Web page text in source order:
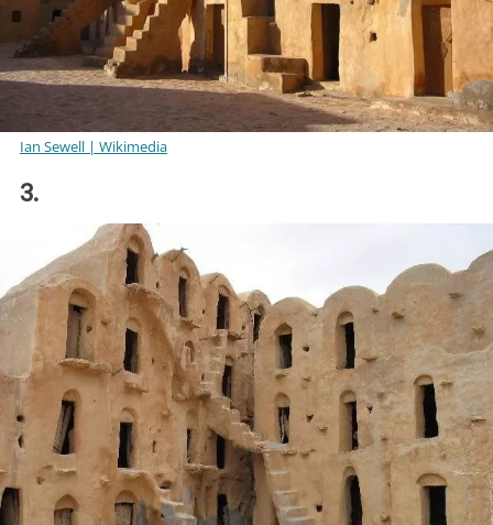
Ian Sewell | Wikimedia
3.